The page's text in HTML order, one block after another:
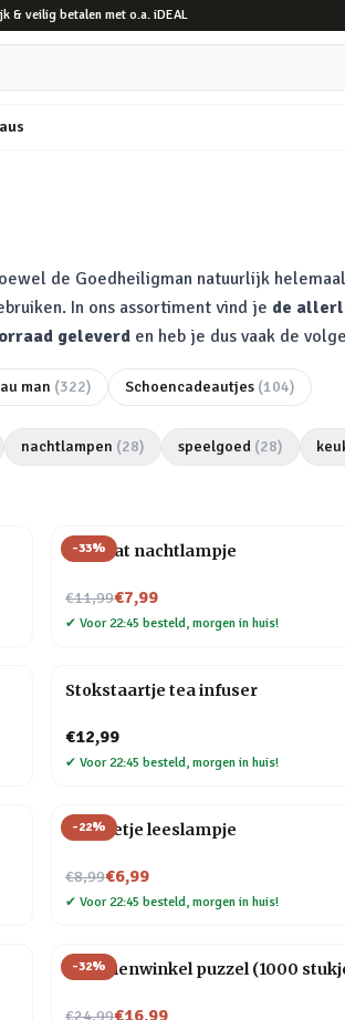
& veilig betalen met o.a. iDEAL
de Goedheiligman natuurlijk
In ons assortiment vind je de
geleverden heb je dus vaak de
man (322) Schoencadeautjes (104)
nachtlampen (28) speelgoed (28)
-33%
Mini kat nachtlampje
€11,99
Nu voor€7,99
✔ Voor 22:45 besteld, morgen in huis!
Stokstaartje tea infuser
€12,99
✔ Voor 22:45 besteld, morgen in huis!
-22%
Mannetje leeslampje
€8,99
Nu voor€6,99
✔ Voor 22:45 besteld, morgen in huis!
-32%
Bloemenwinkel puzzel (1000
€24,99
Nu voor€16,99